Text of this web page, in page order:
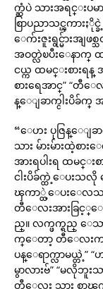
က္ဆံပဲ သားအရင္း
စြာပညာသင္ၾက
ေက်းဇူးရွင္မ်ားအျ
အဝတ္လဲၿပီးေနာက္
ငယ္က ထမင္းစားရန္
စားရေအာင္” “တီ
န္ေျခာက္ငါးပိခ်က္
“ေဟး ပုဇြန္ေျခာ
သား မ်ားမ်ားထဲ့စ
အားရပါးရ ထမင္
ငါးပိခ်က္ထဲ့ေပးသ
ၾကာ္ထဲ့ေပးေလသည္
တီေလးအားခြင့္ေ
ည္။ လက္ဖက္ရည္ ေသ
က္ေတာ့ တီေလးက
ပန္ေရာက္လာမယ္တဲ့”
မွာလားဗ်” “မလိုဘူး
တီေလး သား စ